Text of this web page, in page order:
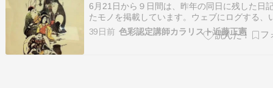
6月21日から９日間は、昨年の同日に残した日
たモノを掲載しています。ウェブにログする、
るこれが「ブログ」の起源でもあります。ーー
【6月29日】父本人の希望により、引き続き、
39日前 色彩認定講師カラリスト近藤正憲